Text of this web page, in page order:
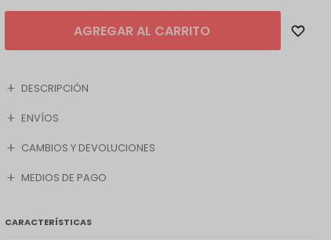
AGREGAR AL CARRITO
DESCRIPCIÓN
ENVÍOS
CAMBIOS Y DEVOLUCIONES
MEDIOS DE PAGO
CARACTERÍSTICAS